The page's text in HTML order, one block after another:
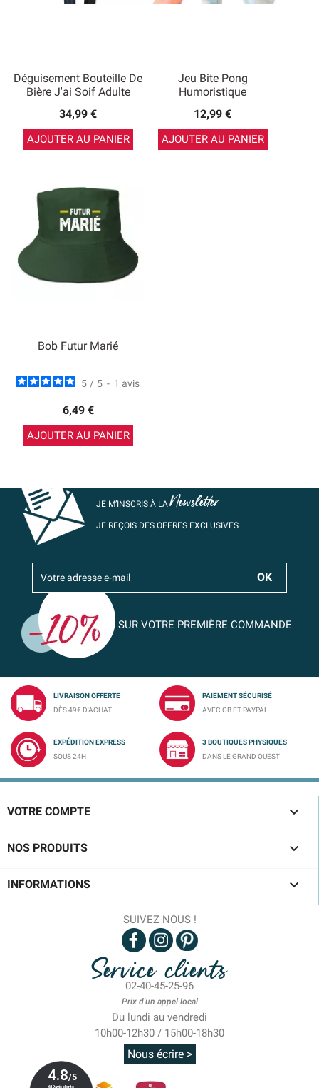
Déguisement Bouteille De
Bière J'ai Soif Adulte
34,99 €
AJOUTER AU PANIER
Jeu Bite Pong
Humoristique
12,99 €
AJOUTER AU PANIER
Bob Futur Marié
5 / 5 - 1 avis
6,49 €
AJOUTER AU PANIER
JE M’INSCRIS À LANewsletter
JE REÇOIS DES OFFRES EXCLUSIVES
SUR VOTRE PREMIÈRE COMMANDE
LIVRAISON OFFERTE
DÈS 49€ D'ACHAT
PAIEMENT SÉCURISÉ
AVEC CB ET PAYPAL
EXPÉDITION EXPRESS
SOUS 24H
3 BOUTIQUES PHYSIQUES
DANS LE GRAND OUEST
VOTRE COMPTE 
NOS PRODUITS 
INFORMATIONS 
SUIVEZ-NOUS !
Service clients
02-40-45-25-96
Prix d'un appel local
Du lundi au vendredi
10h00-12h30 / 15h00-18h30
Nous écrire >